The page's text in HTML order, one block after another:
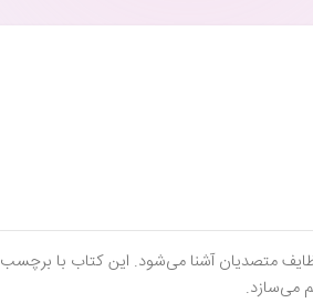
متصدیان آشنا می‌شود. این کتاب با برچسب
می‌سازد.